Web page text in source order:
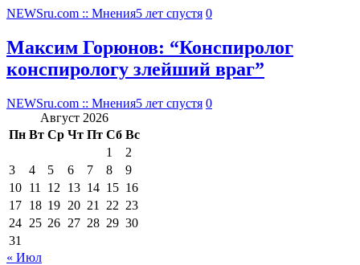
NEWSru.com :: Мнения5 лет спустя 0
Максим Горюнов: “Конспиролог
конспирологу злейший враг”
NEWSru.com :: Мнения5 лет спустя 0
Август 2026
Пн Вт Ср Чт Пт Сб Вс
1
2
3
4 5 6 7 8
9
10 11 12 13 14 15 16
17 18 19 20 21 22 23
24 25 26 27 28 29 30
31
« Июл